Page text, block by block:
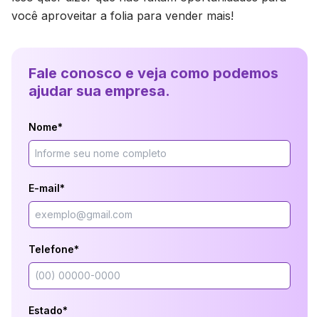
você aproveitar a folia para vender mais!
Fale conosco e veja como podemos
ajudar sua empresa.
Nome*
E-mail*
Telefone*
Estado*